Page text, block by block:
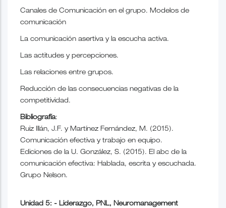
Canales de Comunicación en el grupo. Modelos de
comunicación
La comunicación asertiva y la escucha activa.
Las actitudes y percepciones.
Las relaciones entre grupos.
Reducción de las consecuencias negativas de la
competitividad.
Bibliografía:
Ruiz Illán, J.F. y Martínez Fernández, M. (2015).
Comunicación efectiva y trabajo en equipo.
Ediciones de la U. González, S. (2015). El abc de la
comunicación efectiva: Hablada, escrita y escuchada.
Grupo Nelson.
Unidad 5: - Liderazgo, PNL, Neuromanagement